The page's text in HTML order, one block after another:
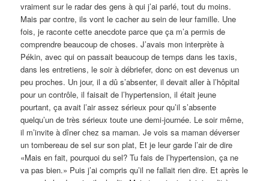
vraiment sur le radar des gens à qui j’ai parlé, tout du moins.
Mais par contre, ils vont le cacher au sein de leur famille. Une
fois, je raconte cette anecdote parce que ça m’a permis de
comprendre beaucoup de choses. J’avais mon interprète à
Pékin, avec qui on passait beaucoup de temps dans les taxis,
dans les entretiens, le soir à débriefer, donc on est devenus un
peu proches. Un jour, il a dû s’absenter, il devait aller à l’hôpital
pour un contrôle, il faisait de l’hypertension, il était jeune
pourtant, ça avait l’air assez sérieux pour qu’il s’absente
quelqu’un de très sérieux toute une demi-journée. Le soir même,
il m’invite à dîner chez sa maman. Je vois sa maman déverser
un tombereau de sel sur son plat, Et je leur garde l’air de dire
«Mais en fait, pourquoi du sel? Tu fais de l’hypertension, ça ne
va pas bien.» Puis j’ai compris qu’il ne fallait rien dire. Et après le